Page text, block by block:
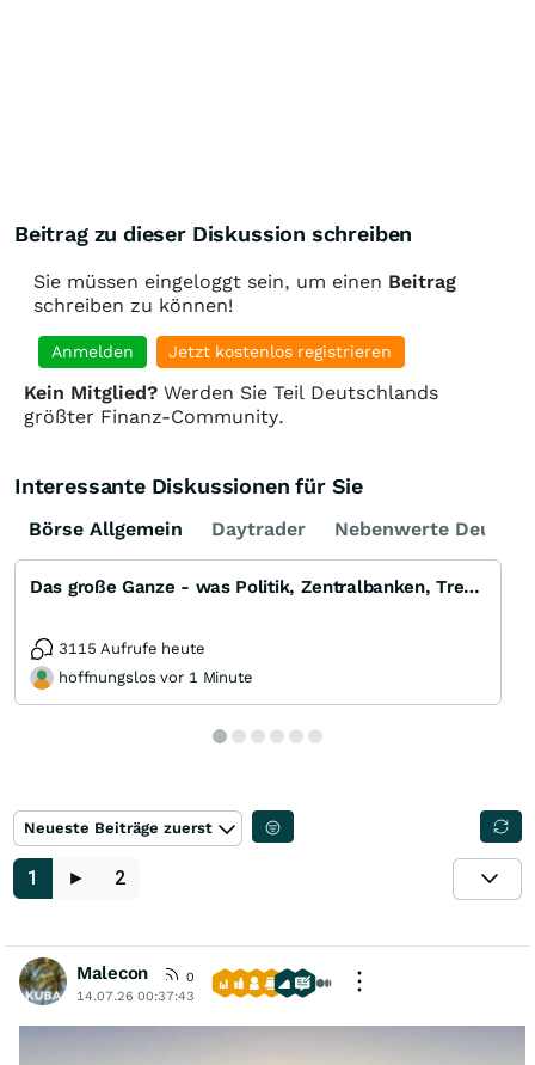
Beitrag zu dieser Diskussion schreiben
Sie müssen eingeloggt sein, um einen Beitrag
schreiben zu können!
Anmelden Jetzt kostenlos registrieren
Kein Mitglied? Werden Sie Teil Deutschlands
größter Finanz-Community.
Interessante Diskussionen für Sie
Börse Allgemein Daytrader Nebenwerte
Das große Ganze - was Politik, Zentralbanken, Trends, Medien und Gesellschaft mit Aktien, Rohstoffen
3115 Aufrufe heute
hoffnungslos vor 1 Minute
Neueste Beiträge zuerst
1 ► 2
Malecon
0
14.07.26 00:37:43